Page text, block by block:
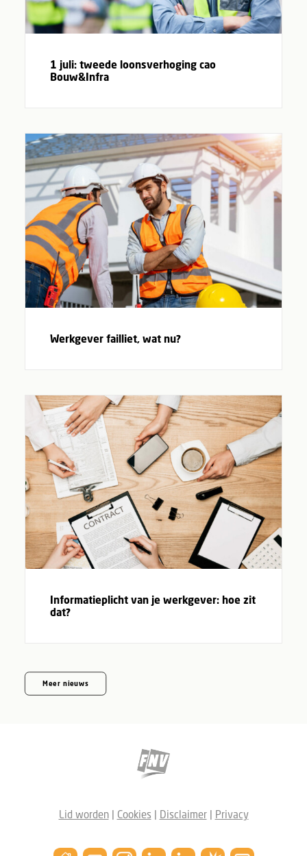
1 juli: tweede loonsverhoging cao
Bouw&Infra
Werkgever failliet, wat nu?
Informatieplicht van je werkgever: hoe zit
dat?
Meer nieuws
Lid worden| Cookies | Disclaimer| Privacy